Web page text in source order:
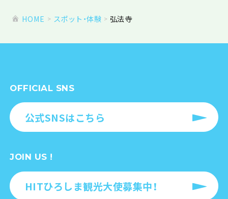
HOME スポット・体験 弘法寺
OFFICIAL SNS
公式SNSはこちら
JOIN US !
HITひろしま観光大使募集中！